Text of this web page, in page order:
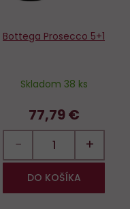
Bottega Prosecco 5+1
Skladom 38 ks
77,79 €
− +
DO KOŠÍKA